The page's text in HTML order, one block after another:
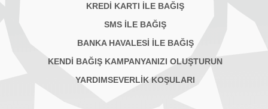
KREDİ KARTI İLE BAĞIŞ
SMS İLE BAĞIŞ
BANKA HAVALESİ İLE BAĞIŞ
KENDİ BAĞIŞ KAMPANYANIZI OLUŞTURUN
YARDIMSEVERLİK KOŞULARI